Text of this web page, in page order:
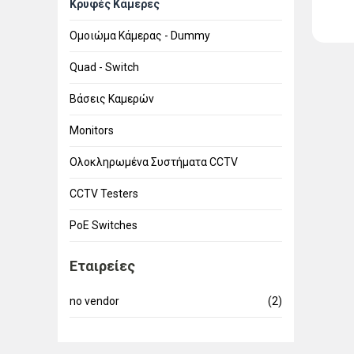
Κρυφές Κάμερες
Ομοιώμα Κάμερας - Dummy
Quad - Switch
Βάσεις Καμερών
Monitors
Ολοκληρωμένα Συστήματα CCTV
CCTV Testers
PoE Switches
Εταιρείες
no vendor (2)